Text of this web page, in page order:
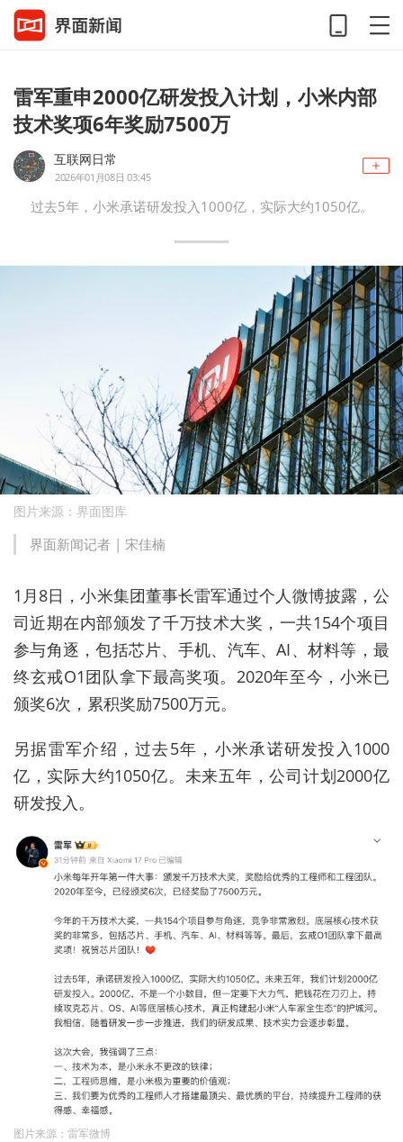
雷军重申2000亿研发投入计划，小米内部
技术奖项6年奖励7500万
互联网日常
2026年01月08日 03:45
过去5年，小米承诺研发投入1000亿，实际大约1050亿。
图片来源：界面图库
界面新闻记者 | 宋佳楠
1月8日，小米集团董事长雷军通过个人微博披露，公
司近期在内部颁发了千万技术大奖，一共154个项目
参与角逐，包括芯片、手机、汽车、AI、材料等，最
终玄戒O1团队拿下最高奖项。2020年至今，小米已
颁奖6次，累积奖励7500万元。
另据雷军介绍，过去5年，小米承诺研发投入1000
亿，实际大约1050亿。未来五年，公司计划2000亿
研发投入。
图片来源：雷军微博